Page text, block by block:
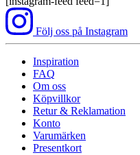
Följ oss på Instagram
Inspiration
FAQ
Om oss
Köpvillkor
Retur & Reklamation
Konto
Varumärken
Presentkort